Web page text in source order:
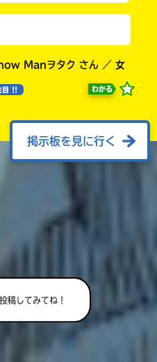
稿してみてね！
Manヲタク さん ／ 女
目 !! わかる
掲示板を見に行く